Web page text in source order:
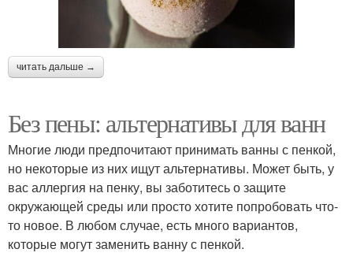
читать дальше →
Без пены: альтернативы для ванн
Многие люди предпочитают принимать ванны с пенкой,
но некоторые из них ищут альтернативы. Может быть, у
вас аллергия на пенку, вы заботитесь о защите
окружающей среды или просто хотите попробовать что-
то новое. В любом случае, есть много вариантов,
которые могут заменить ванну с пенкой.